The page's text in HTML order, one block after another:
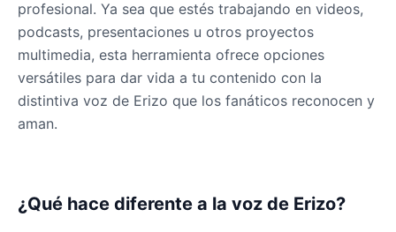
profesional. Ya sea que estés trabajando en videos,
podcasts, presentaciones u otros proyectos
multimedia, esta herramienta ofrece opciones
versátiles para dar vida a tu contenido con la
distintiva voz de Erizo que los fanáticos reconocen y
aman.
¿Qué hace diferente a la voz de Erizo?